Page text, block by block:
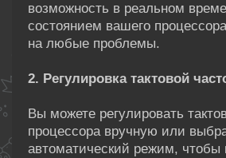
возможность в реальном
состоянием вашего
на любые проблемы.
2. Регулировка тактовой
Вы можете регулировать
процессора вручную или
автоматический режим, чтобы